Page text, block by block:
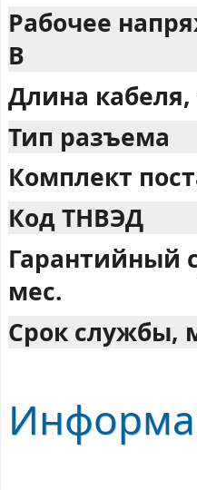
Рабочее
В
Длина
Тип разъема
Комплект
Код ТНВЭД
Гарантийный
мес.
Срок службы,